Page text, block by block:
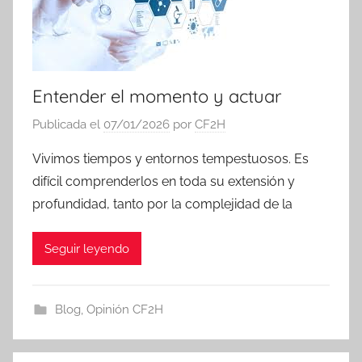
Entender el momento y actuar
Publicada el 07/01/2026 por CF2H
Vivimos tiempos y entornos tempestuosos. Es
difícil comprenderlos en toda su extensión y
profundidad, tanto por la complejidad de la
Seguir leyendo
Blog, Opinión CF2H